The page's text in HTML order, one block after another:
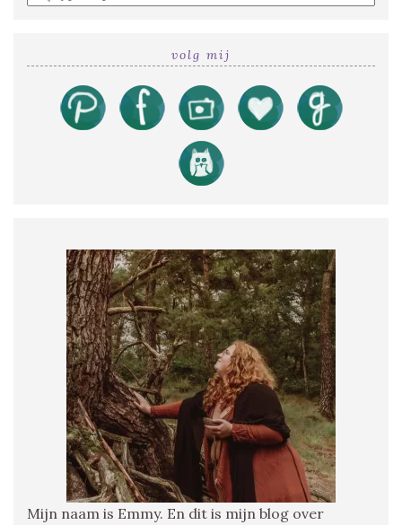
a
volg mij
Mijn naam is Emmy. En dit is mijn blog over